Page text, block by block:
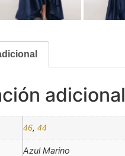
adicional
46, 44
Azul Marino